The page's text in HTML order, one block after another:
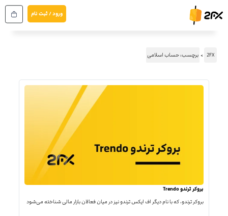
به
ورود / ثبت نام
2FX برچسب: حساب اسلامی
بروکر ترندو Trendo
بروکر ترندو، که با نام دیگر اف ایکس ترندو نیز در میان فعالان بازار مالی شناخته می‌شود